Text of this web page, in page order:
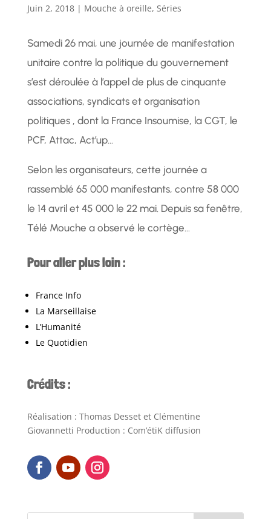
Juin 2, 2018| Mouche à oreille, Séries
Samedi 26 mai, une journée de manifestation
unitaire contre la politique du gouvernement
s’est déroulée à l’appel de plus de cinquante
associations, syndicats et organisation
politiques , dont la France Insoumise, la CGT, le
PCF, Attac, Act’up…
Selon les organisateurs, cette journée a
rassemblé 65 000 manifestants, contre 58 000
le 14 avril et 45 000 le 22 mai. Depuis sa fenêtre,
Télé Mouche a observé le cortège…
Pour aller plus loin :
France Info
La Marseillaise
L’Humanité
Le Quotidien
Crédits :
Réalisation : Thomas Desset et Clémentine
Giovannetti Production : Com’étiK diffusion